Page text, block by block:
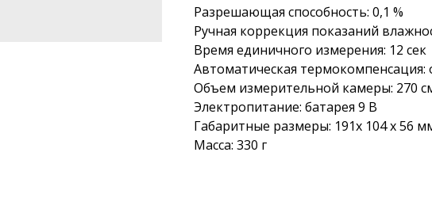
Разрешающая способность: 0,1 %
Ручная коррекция показаний
Время единичного измерения: 12 сек
Автоматическая термокомпенсация:
Объем измерительной камеры: 270
Электропитание: батарея 9 В
Габаритные размеры: 191х 104 х 56
Масса: 330 г